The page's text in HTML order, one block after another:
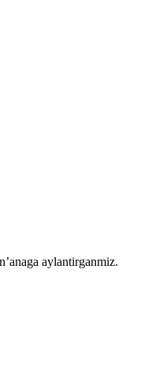
aylantirganmiz.